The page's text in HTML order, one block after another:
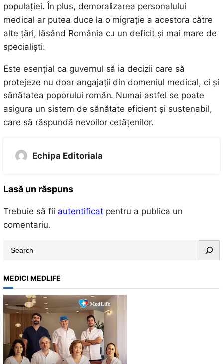
populației. În plus, demoralizarea personalului
medical ar putea duce la o migrație a acestora către
alte țări, lăsând România cu un deficit și mai mare de
specialiști.
Este esențial ca guvernul să ia decizii care să
protejeze nu doar angajații din domeniul medical, ci și
sănătatea poporului român. Numai astfel se poate
asigura un sistem de sănătate eficient și sustenabil,
care să răspundă nevoilor cetățenilor.
Echipa Editoriala
Lasă un răspuns
Trebuie să fii autentificatpentru a publica un
comentariu.
r
c
h
MEDICI MEDLIFE